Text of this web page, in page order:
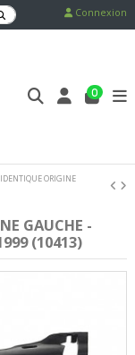
Connexion
0
ORIGINE
GAUCHE -
(10413)